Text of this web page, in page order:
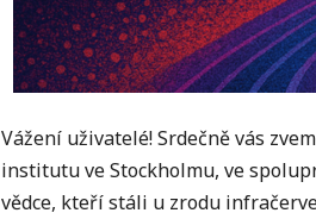
Vážení uživatelé! Srdečně vás
institutu ve Stockholmu, ve
vědce, kteří stáli u zrodu